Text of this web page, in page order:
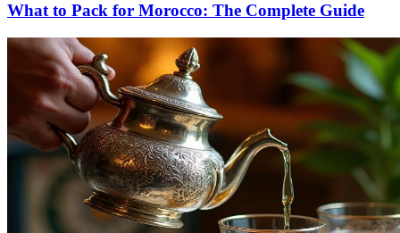
What to Pack for Morocco: The Complete Guide